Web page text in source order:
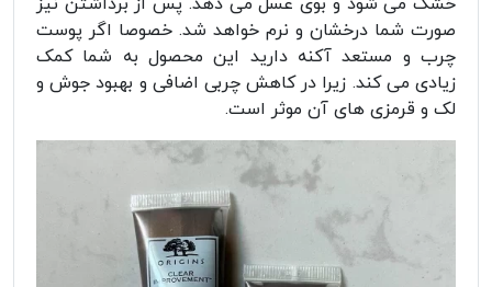
صورت شما درخشان و نرم خواهد شد. خصوصا اگر پوست
چرب و مستعد آکنه دارید این محصول به شما کمک
زیادی می کند. زیرا در کاهش چربی اضافی و بهبود جوش و
لک و قرمزی های آن موثر است.